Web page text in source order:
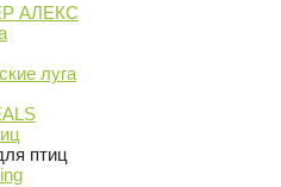
АЛЕКС
луга
птиц